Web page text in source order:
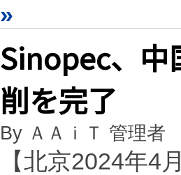
»
Sinopec、中
削を完了
By ＡＡｉＴ 管理者
【北京2024年4